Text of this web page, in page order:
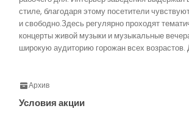
стиле, благодаря этому посетители
и свободно.Здесь регулярно проходят
концерты живой музыки и музыкальные
широкую аудиторию горожан всех
Архив
Условия акции